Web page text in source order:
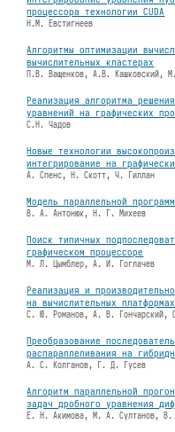
процессора технологии CUDA
Н.М. Евстигнеев
Алгоритмы оптимизации
вычислительных кластерах
П.В. Ващенков, А.В. Кашковский,
Реализация алгоритма
уравнений на графических
С.Н. Чадов
Новые технологии
интегрирование на
А. Спенс, Н. Скотт, Ч. Гиллан
Модель параллельной
В. А. Антонюк, Н. Г. Михеев
Поиск типичных
графическом процессоре
М. Л. Цымблер, А. И. Гоглачев
Реализация и
на вычислительных
С. Ю. Романов, А. В. Гончарский,
Преобразование
распараллеливания на
А. С. Колганов, Г. Д. Гусев
Алгоритм параллельной
задач дробного уравнения
Е. Н. Акимова, М. А. Султанов, В.